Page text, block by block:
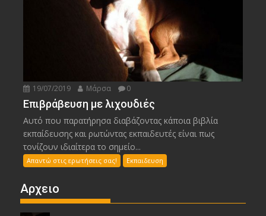
19/07/2019 Μάρσα 0
Επιβράβευση με λιχουδιές
Αυτό που παρατήρησα διαβάζοντας κάποια βιβλία
εκπαίδευσης και ρωτώντας εκπαιδευτές είναι πως
τονίζουν ιδιαίτερα το σημείο...
Απαντώ στις ερωτήσεις σας! Εκπαιδευση
Αρχειο